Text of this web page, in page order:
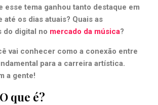
esse tema ganhou tanto destaque em
até os dias atuais? Quais as
do digital no mercado da música?
vai conhecer como a conexão entre
para a carreira artística.
a gente!
que é?